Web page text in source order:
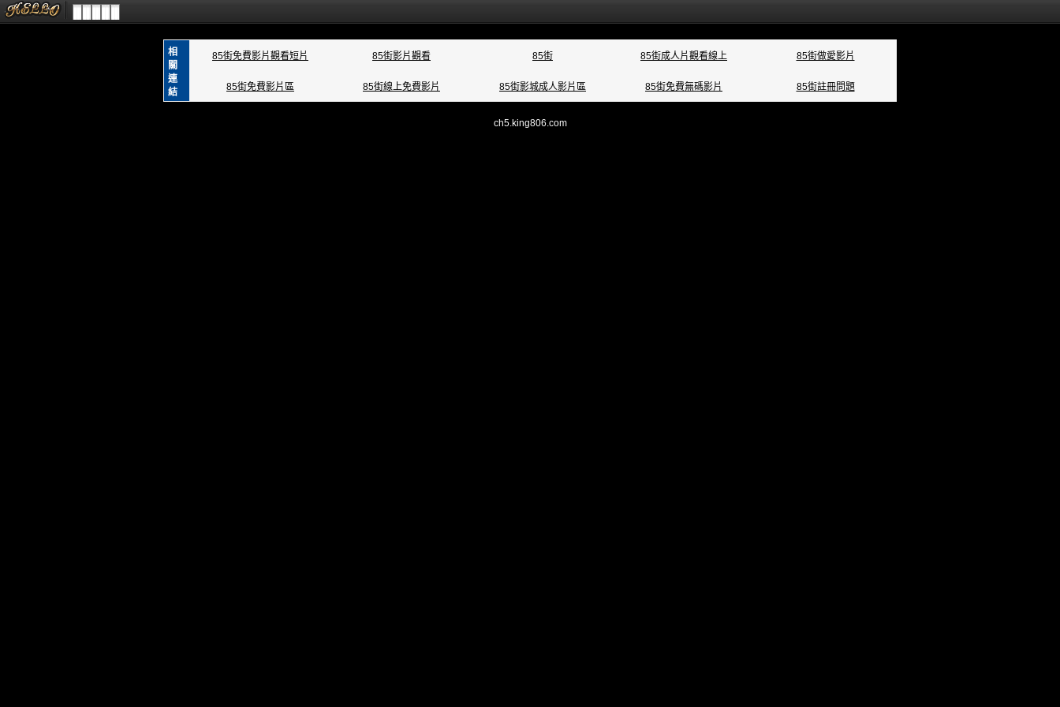
相
關
連
結
85街免費影片觀看短片 85街影片觀看 85街 85街成人片觀看線上 85街做愛影片
85街免費影片區 85街線上免費影片 85街影城成人影片區 85街免費無碼影片 85街註冊問題
ch5.king806.com